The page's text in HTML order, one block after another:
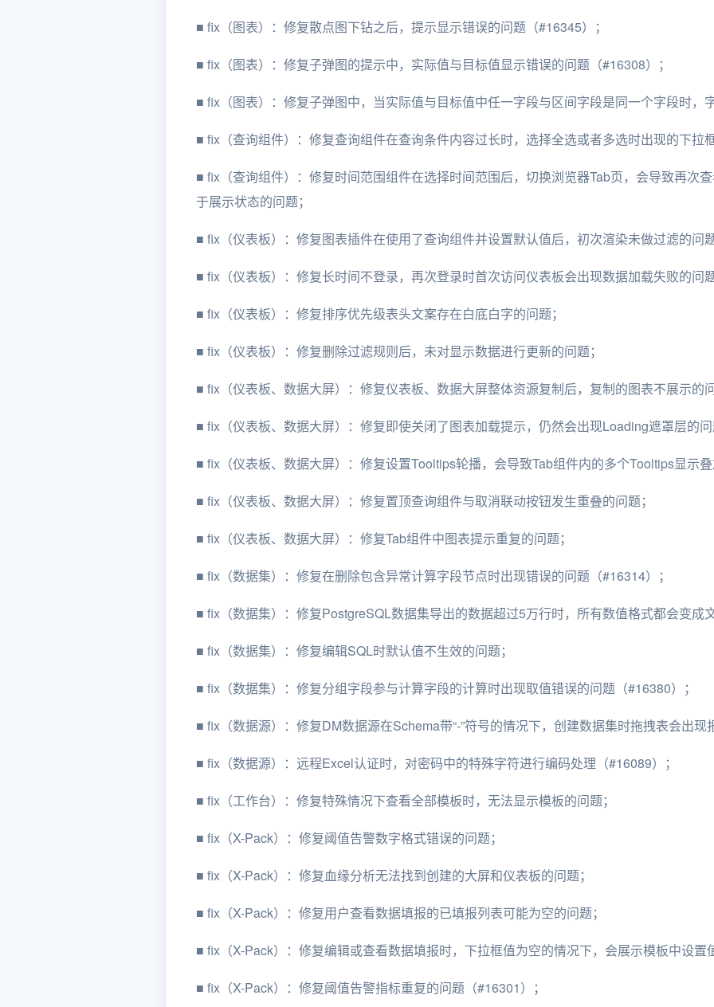
■ fix（图表）：修复散点图下钻之后，提示显示错误的问题（#16345）；
■ fix（图表）：修复子弹图的提示中，实际值与目标值显示错误的问题（#16308）；
■ fix（图表）：修复子弹图中，当实际值与目标值中任一字段与区间字段是同一个字段时，
■ fix（查询组件）：修复查询组件在查询条件内容过长时，选择全选或者多选时出现的下拉
■ fix（查询组件）：修复时间范围组件在选择时间范围后，切换浏览器Tab页，会导致再次
于展示状态的问题；
■ fix（仪表板）：修复图表插件在使用了查询组件并设置默认值后，初次渲染未做过滤的问
■ fix（仪表板）：修复长时间不登录，再次登录时首次访问仪表板会出现数据加载失败的问
■ fix（仪表板）：修复排序优先级表头文案存在白底白字的问题；
■ fix（仪表板）：修复删除过滤规则后，未对显示数据进行更新的问题；
■ fix（仪表板、数据大屏）：修复仪表板、数据大屏整体资源复制后，复制的图表不展示的问
■ fix（仪表板、数据大屏）：修复即使关闭了图表加载提示，仍然会出现Loading遮罩层的问
■ fix（仪表板、数据大屏）：修复设置Tooltips轮播，会导致Tab组件内的多个Tooltips显示叠
■ fix（仪表板、数据大屏）：修复置顶查询组件与取消联动按钮发生重叠的问题；
■ fix（仪表板、数据大屏）：修复Tab组件中图表提示重复的问题；
■ fix（数据集）：修复在删除包含异常计算字段节点时出现错误的问题（#16314）；
■ fix（数据集）：修复PostgreSQL数据集导出的数据超过5万行时，所有数值格式都会变成
■ fix（数据集）：修复编辑SQL时默认值不生效的问题；
■ fix（数据集）：修复分组字段参与计算字段的计算时出现取值错误的问题（#16380）；
■ fix（数据源）：修复DM数据源在Schema带“-”符号的情况下，创建数据集时拖拽表会出现
■ fix（数据源）：远程Excel认证时，对密码中的特殊字符进行编码处理（#16089）；
■ fix（工作台）：修复特殊情况下查看全部模板时，无法显示模板的问题；
■ fix（X-Pack）：修复阈值告警数字格式错误的问题；
■ fix（X-Pack）：修复血缘分析无法找到创建的大屏和仪表板的问题；
■ fix（X-Pack）：修复用户查看数据填报的已填报列表可能为空的问题；
■ fix（X-Pack）：修复编辑或查看数据填报时，下拉框值为空的情况下，会展示模板中设置
■ fix（X-Pack）：修复阈值告警指标重复的问题（#16301）；